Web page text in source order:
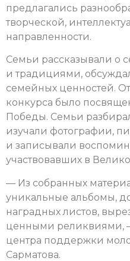
предлагались
творческой,
направленности.
Семьи рассказывали о
и традициями,
семейных ценностей.
конкурса было
Победы. Семьи
изучали фотографии,
и записывали
участвовавших в
— Из собранных
уникальные альбомы,
наградных листов,
ценными реликвиями,
центра поддержки
Сарматова.